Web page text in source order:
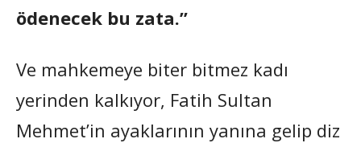
ödenecek bu zata.”
Ve mahkemeye biter bitmez kadı
yerinden kalkıyor, Fatih Sultan
Mehmet’in ayaklarının yanına gelip diz